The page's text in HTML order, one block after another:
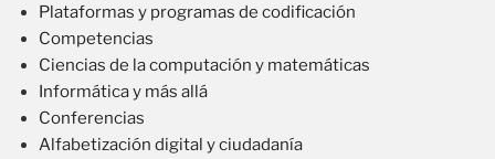
Plataformas y programas de codificación
Competencias
Ciencias de la computación y matemáticas
Informática y más allá
Conferencias
Alfabetización digital y ciudadanía